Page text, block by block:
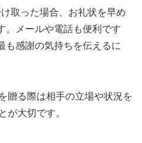
取った場合、お礼状を早め
。メールや電話も便利です
も感謝の気持ちを伝えるに
贈る際は相手の立場や状況を
が大切です。